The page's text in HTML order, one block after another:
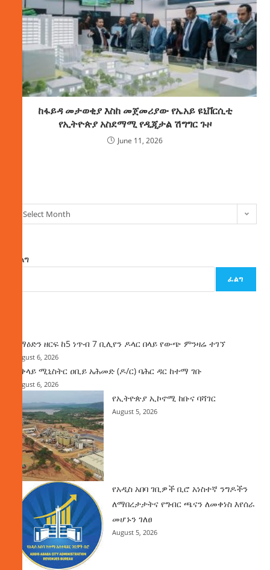
ከፋይዳ መታወቂያ እስከ መጀመሪያው የኤአይ ዩኒቨርሲቲ
የኢትዮጵያ አስደማሚ የዲጂታል ሽግግር ጉዞ
June 11, 2026
Select Month
ፈልግ
ፈልግ
ከማዕድን ዘርፍ ከ5 ነጥብ 7 ቢሊየን ዶላር በላይ የውጭ ምንዛሬ ተገኘ
August 6, 2026
ጠቅላይ ሚኒስትር ዐቢይ አሕመድ (ዶ/ር) ባሕር ዳር ከተማ ገቡ
August 6, 2026
የኢትዮጵያ ኢኮኖሚ ከቡና ባሻገር
August 5, 2026
የአዲስ አበባ ገቢዎች ቢሮ አነስተኛ ንግዶችን
ለማበረታታትና የግብር ጫናን ለመቀነስ እየሰራ
መሆኑን ገለፀ
August 5, 2026